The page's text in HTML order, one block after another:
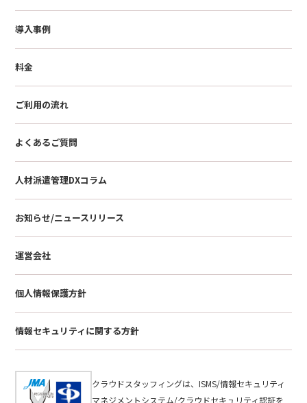
導入事例
料金
ご利用の流れ
よくあるご質問
人材派遣管理DXコラム
お知らせ/ニュースリリース
運営会社
個人情報保護方針
情報セキュリティに関する方針
クラウドスタッフィングは、ISMS/情報セキュリティ
マネジメントシステム/クラウドセキュリティ認証を